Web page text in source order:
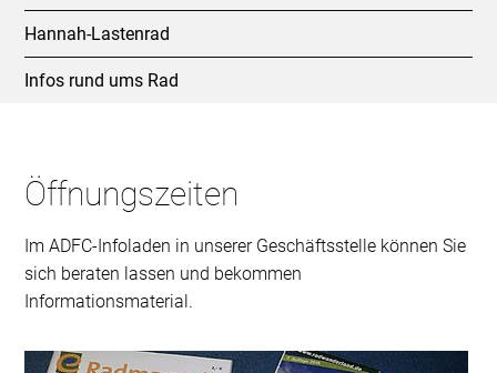
Hannah-Lastenrad
Infos rund ums Rad
Öffnungszeiten
Im ADFC-Infoladen in unserer Geschäftsstelle können Sie
sich beraten lassen und bekommen
Informationsmaterial.